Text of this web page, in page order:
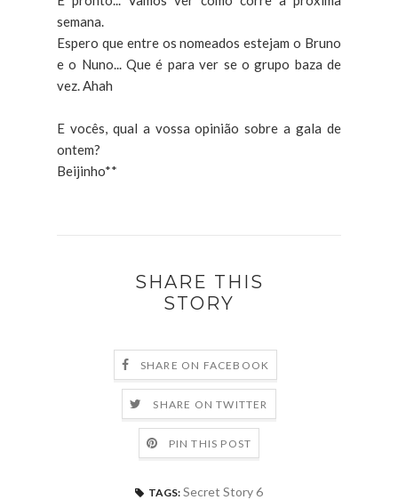
semana.
Espero que entre os nomeados estejam o Bruno
e o Nuno... Que é para ver se o grupo baza de
vez. Ahah
E vocês, qual a vossa opinião sobre a gala de
ontem?
Beijinho**
SHARE THIS
STORY
SHARE ON FACEBOOK
SHARE ON TWITTER
PIN THIS POST
TAGS: Secret Story 6